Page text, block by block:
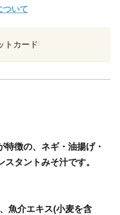
ついて
トカード
徴の、ネギ・油揚げ・
タントみそ汁です。
魚介エキス(小麦を含